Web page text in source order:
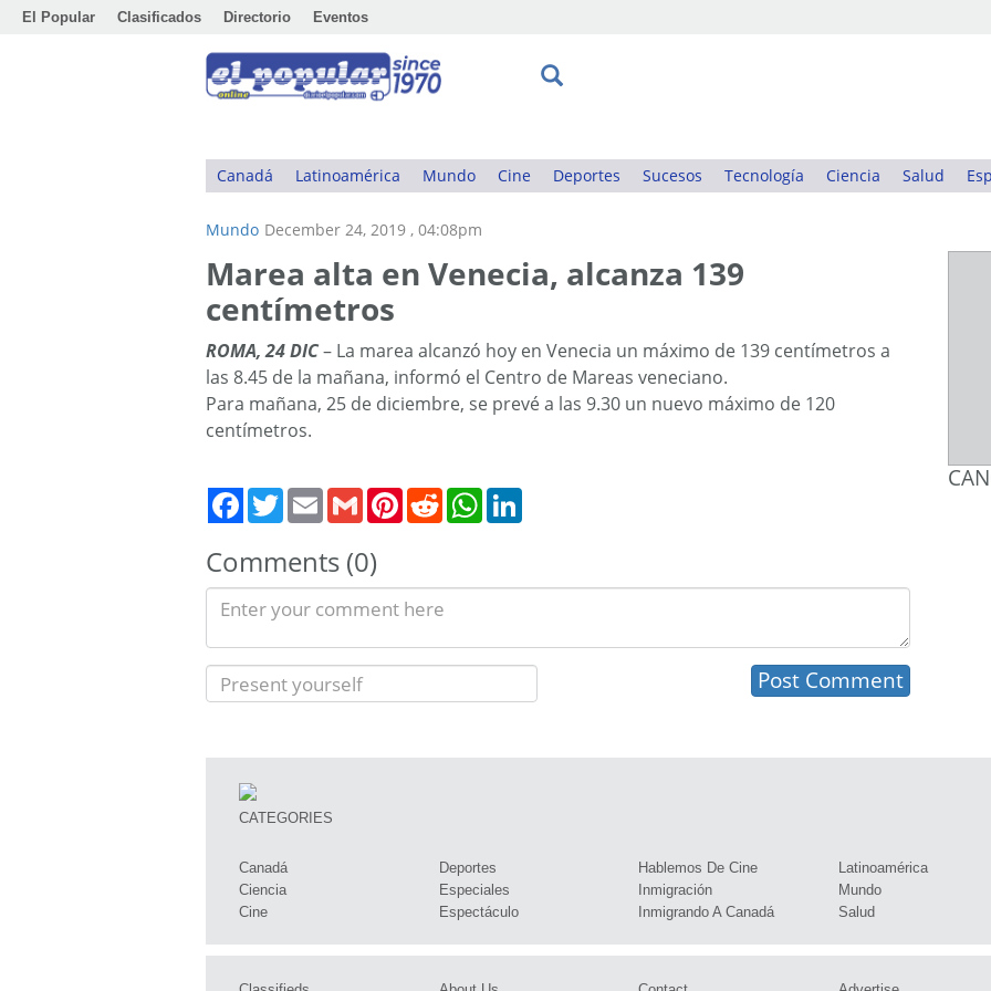
El Popular Clasificados Directorio Eventos
Canadá Latinoamérica Mundo Cine Deportes Sucesos Tecnología Ciencia Salud
Mundo December 24, 2019 , 04:08pm
Marea alta en Venecia, alcanza 139
centímetros
ROMA, 24 DIC– La marea alcanzó hoy en Venecia un máximo de 139 centímetros a
las 8.45 de la mañana, informó el Centro de Mareas veneciano.
Para mañana, 25 de diciembre, se prevé a las 9.30 un nuevo máximo de 120
centímetros.
TwitterEmail Gmail PinterestRedditWhatsApp
Comments (0)
CATEGORIES
Canadá
Ciencia
Cine
Deportes
Especiales
Espectáculo
Hablemos De Cine
Inmigración
Inmigrando A Canadá
Latinoamérica
Mundo
Salud